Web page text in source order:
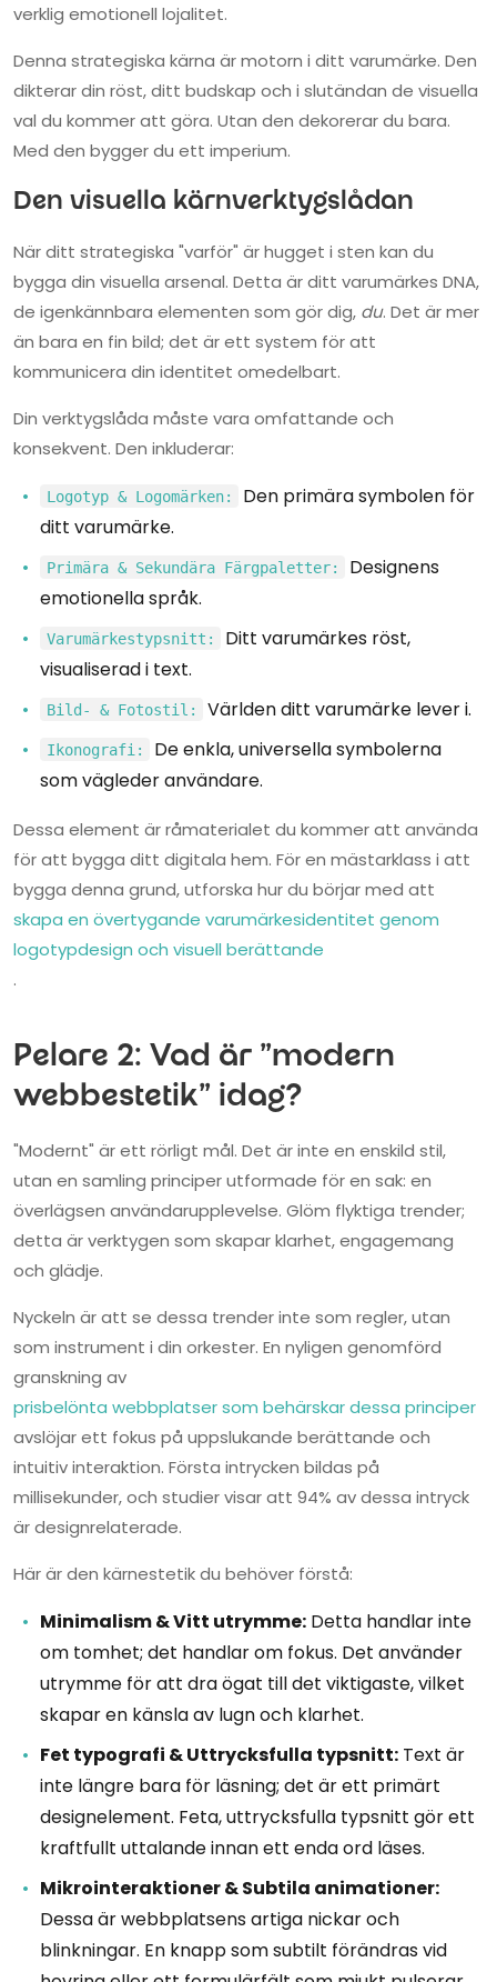
verklig emotionell lojalitet.
Denna strategiska kärna är motorn i ditt varumärke. Den
dikterar din röst, ditt budskap och i slutändan de visuella
val du kommer att göra. Utan den dekorerar du bara.
Med den bygger du ett imperium.
Den visuella kärnverktygslådan
När ditt strategiska "varför" är hugget i sten kan du
bygga din visuella arsenal. Detta är ditt varumärkes DNA,
de igenkännbara elementen som gör dig, du. Det är mer
än bara en fin bild; det är ett system för att
kommunicera din identitet omedelbart.
Din verktygslåda måste vara omfattande och
konsekvent. Den inkluderar:
Logotyp & Logomärken:
Den primära symbolen för
ditt varumärke.
Primära & Sekundära Färgpaletter:
Designens
emotionella språk.
Varumärkestypsnitt:
Ditt varumärkes röst,
visualiserad i text.
Bild- & Fotostil: Världen ditt varumärke lever i.
Ikonografi:
De enkla, universella symbolerna
som vägleder användare.
Dessa element är råmaterialet du kommer att använda
för att bygga ditt digitala hem. För en mästarklass i att
bygga denna grund, utforska hur du börjar med att
skapa en övertygande varumärkesidentitet genom
logotypdesign och visuell berättande
.
Pelare 2: Vad är "modern
webbestetik" idag?
"Modernt" är ett rörligt mål. Det är inte en enskild stil,
utan en samling principer utformade för en sak: en
överlägsen användarupplevelse. Glöm flyktiga trender;
detta är verktygen som skapar klarhet, engagemang
och glädje.
Nyckeln är att se dessa trender inte som regler, utan
som instrument i din orkester. En nyligen genomförd
granskning av
prisbelönta webbplatser som behärskar dessa principer
avslöjar ett fokus på uppslukande berättande och
intuitiv interaktion. Första intrycken bildas på
millisekunder, och studier visar att 94% av dessa intryck
är designrelaterade.
Här är den kärnestetik du behöver förstå:
Minimalism & Vitt utrymme: Detta handlar inte
om tomhet; det handlar om fokus. Det använder
utrymme för att dra ögat till det viktigaste, vilket
skapar en känsla av lugn och klarhet.
Fet typografi & Uttrycksfulla typsnitt: Text är
inte längre bara för läsning; det är ett primärt
designelement. Feta, uttrycksfulla typsnitt gör ett
kraftfullt uttalande innan ett enda ord läses.
Mikrointeraktioner & Subtila animationer:
Dessa är webbplatsens artiga nickar och
blinkningar. En knapp som subtilt förändras vid